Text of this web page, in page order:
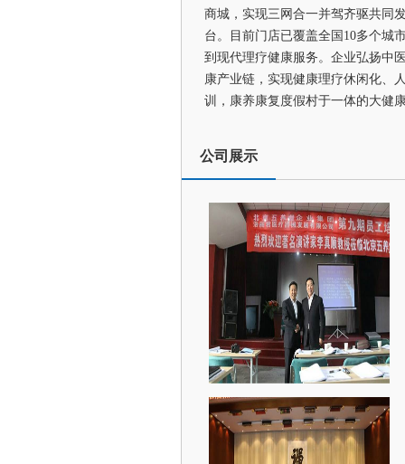
商城，实现三网合一并驾齐驱共同
台。目前门店已覆盖全国10多个城
到现代理疗健康服务。企业弘扬中
康产业链，实现健康理疗休闲化、
训，康养康复度假村于一体的大健
公司展示